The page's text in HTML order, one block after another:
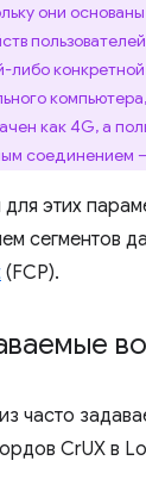
они
либо
как 4G, а
соединением
этих
сегментов
(FCP).
часто
CrUX в